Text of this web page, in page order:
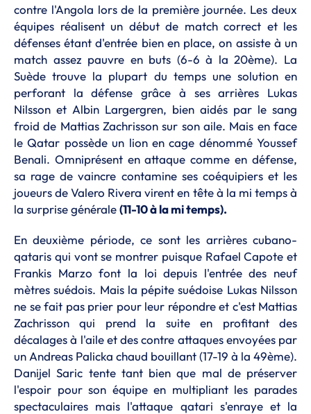
contre l'Angola lors de la première journée. Les deux
équipes réalisent un début de match correct et les
défenses étant d'entrée bien en place, on assiste à un
match assez pauvre en buts (6-6 à la 20ème). La
Suède trouve la plupart du temps une solution en
perforant la défense grâce à ses arrières Lukas
Nilsson et Albin Largergren, bien aidés par le sang
froid de Mattias Zachrisson sur son aile. Mais en face
le Qatar possède un lion en cage dénommé Youssef
Benali. Omniprésent en attaque comme en défense,
sa rage de vaincre contamine ses coéquipiers et les
joueurs de Valero Rivera virent en tête à la mi temps à
la surprise générale(11-10 à la mi temps).
En deuxième période, ce sont les arrières cubano-
qataris qui vont se montrer puisque Rafael Capote et
Frankis Marzo font la loi depuis l'entrée des neuf
mètres suédois. Mais la pépite suédoise Lukas Nilsson
ne se fait pas prier pour leur répondre et c'est Mattias
Zachrisson qui prend la suite en profitant des
décalages à l'aile et des contre attaques envoyées par
un Andreas Palicka chaud bouillant (17-19 à la 49ème).
Danijel Saric tente tant bien que mal de préserver
l'espoir pour son équipe en multipliant les parades
spectaculaires mais l'attaque qatari s'enraye et la